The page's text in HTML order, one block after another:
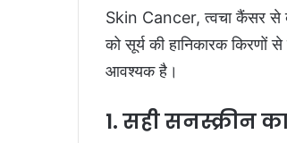
Skin Cancer,त्वचा कैंसर से
को सूर्य की हानिकारक किरणों
आवश्यक है।
1. सही सनस्क्रीन